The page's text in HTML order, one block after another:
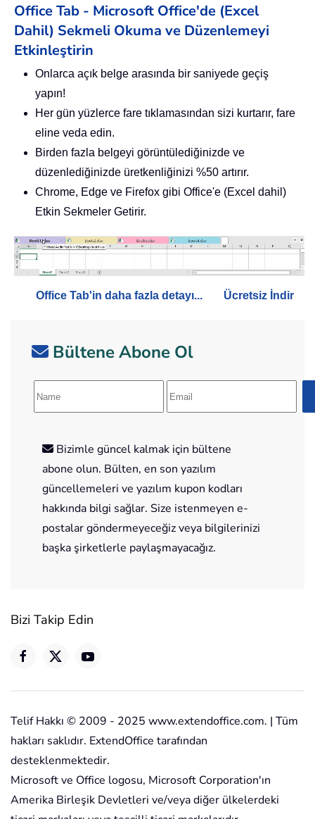
Office Tab - Microsoft Office'de (Excel
Dahil) Sekmeli Okuma ve Düzenlemeyi
Etkinleştirin
Onlarca açık belge arasında bir saniyede geçiş
yapın!
Her gün yüzlerce fare tıklamasından sizi kurtarır, fare
eline veda edin.
Birden fazla belgeyi görüntülediğinizde ve
düzenlediğinizde üretkenliğinizi %50 artırır.
Chrome, Edge ve Firefox gibi Office'e (Excel dahil)
Etkin Sekmeler Getirir.
Office Tab'in daha fazla detayı... Ücretsiz İndir
Bültene Abone Ol
Bizimle güncel kalmak için bültene
abone olun. Bülten, en son yazılım
güncellemeleri ve yazılım kupon kodları
hakkında bilgi sağlar. Size istenmeyen e-
postalar göndermeyeceğiz veya bilgilerinizi
başka şirketlerle paylaşmayacağız.
Bizi Takip Edin
Telif Hakkı © 2009 - 2025 www.extendoffice.com. | Tüm
hakları saklıdır. ExtendOffice tarafından
desteklenmektedir.
Microsoft ve Office logosu, Microsoft Corporation'ın
Amerika Birleşik Devletleri ve/veya diğer ülkelerdeki